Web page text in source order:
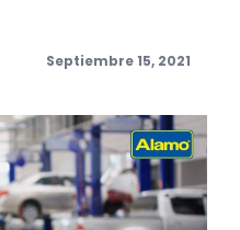
Posted
Septiembre 15, 2021